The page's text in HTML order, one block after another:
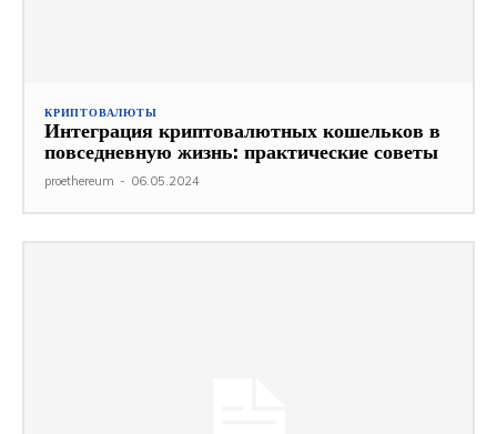
КРИПТОВАЛЮТЫ
Интеграция криптовалютных кошельков в
повседневную жизнь: практические советы
proethereum - 06.05.2024